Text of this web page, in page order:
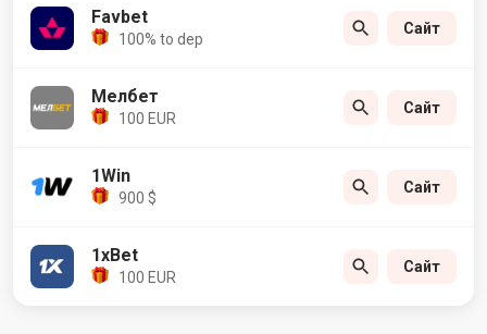
Favbet
100% to dep
Сайт
Мелбет
100 EUR
Сайт
1Win
900 $
Сайт
1xBet
100 EUR
Сайт